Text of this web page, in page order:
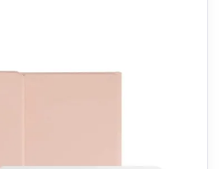
างมั่นคง
ละชาร์จได้อย่างรวดเร็ว